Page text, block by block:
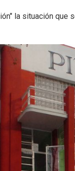
la situación